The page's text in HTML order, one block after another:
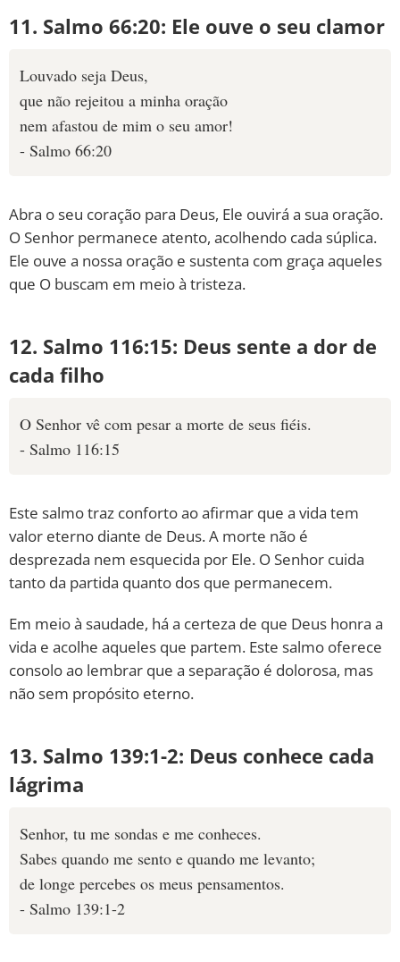
11. Salmo 66:20: Ele ouve o seu clamor
Louvado seja Deus,
que não rejeitou a minha oração
nem afastou de mim o seu amor!
- Salmo 66:20
Abra o seu coração para Deus, Ele ouvirá a sua oração.
O Senhor permanece atento, acolhendo cada súplica.
Ele ouve a nossa oração e sustenta com graça aqueles
que O buscam em meio à tristeza.
12. Salmo 116:15: Deus sente a dor de
cada filho
O Senhor vê com pesar a morte de seus fiéis.
- Salmo 116:15
Este salmo traz conforto ao afirmar que a vida tem
valor eterno diante de Deus. A morte não é
desprezada nem esquecida por Ele. O Senhor cuida
tanto da partida quanto dos que permanecem.
Em meio à saudade, há a certeza de que Deus honra a
vida e acolhe aqueles que partem. Este salmo oferece
consolo ao lembrar que a separação é dolorosa, mas
não sem propósito eterno.
13. Salmo 139:1-2: Deus conhece cada
lágrima
Senhor, tu me sondas e me conheces.
Sabes quando me sento e quando me levanto;
de longe percebes os meus pensamentos.
- Salmo 139:1-2